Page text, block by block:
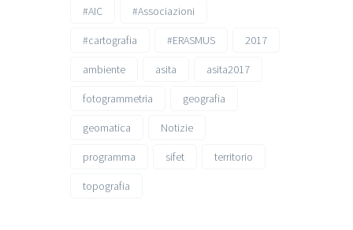
#AIC #Associazioni
#cartografia #ERASMUS 2017
ambiente asita asita2017
fotogrammetria geografia
geomatica Notizie
programma sifet territorio
topografia